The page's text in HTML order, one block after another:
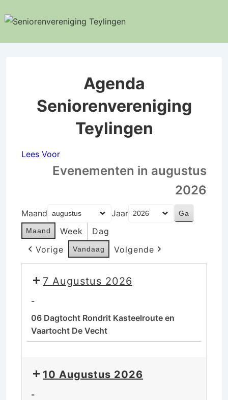
Doorgaan
Agenda
Seniorenvereniging
Teylingen
Lees Voor
Evenementen in augustus
2026
Maand Jaar
Maand Week
Dag
Vorige
Vandaag Volgende
7 Augustus 2026
-
06 Dagtocht Rondrit Kasteelroute en
Vaartocht De Vecht
Rondrit
10 Augustus 2026
-